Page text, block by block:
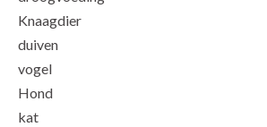
Knaagdier
duiven
vogel
Hond
kat